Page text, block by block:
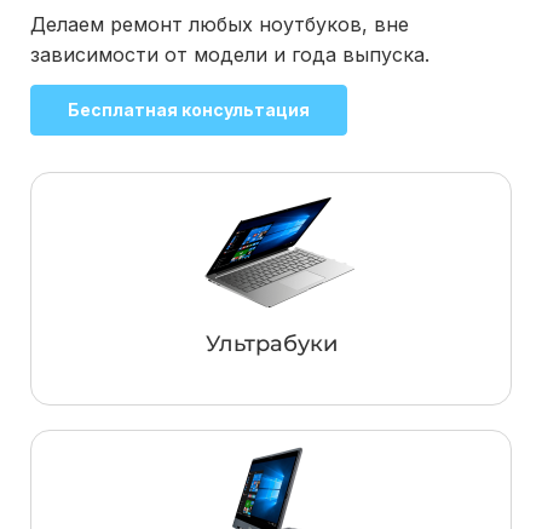
Делаем ремонт любых ноутбуков, вне
зависимости от модели и года выпуска.
Бесплатная консультация
Ультрабуки